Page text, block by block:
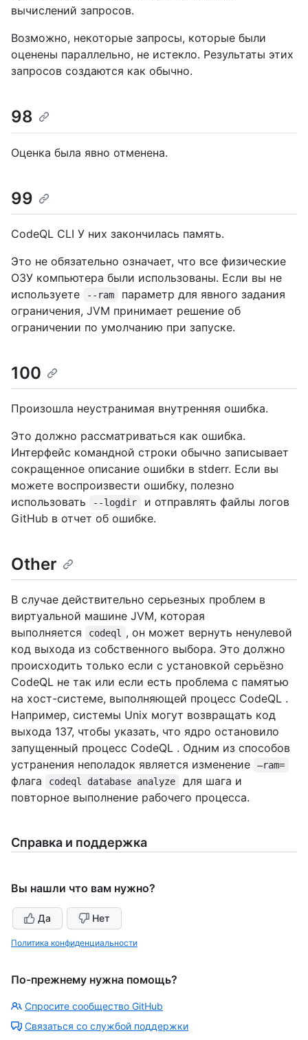
вычислений запросов.
Возможно, некоторые запросы, которые были
оценены параллельно, не истекло. Результаты этих
запросов создаются как обычно.
98
Оценка была явно отменена.
99
CodeQL CLI У них закончилась память.
Это не обязательно означает, что все физические
ОЗУ компьютера были использованы. Если вы не
используете
--ram
параметр для явного задания
ограничения, JVM принимает решение об
ограничении по умолчанию при запуске.
100
Произошла неустранимая внутренняя ошибка.
Это должно рассматриваться как ошибка.
Интерфейс командной строки обычно записывает
сокращенное описание ошибки в stderr. Если вы
можете воспроизвести ошибку, полезно
использовать
--logdir
и отправлять файлы логов
GitHub в отчет об ошибке.
Other
В случае действительно серьезных проблем в
виртуальной машине JVM, которая
выполняется
codeql
, он может вернуть ненулевой
код выхода из собственного выбора. Это должно
происходить только если с установкой серьёзно
CodeQL не так или если есть проблема с памятью
на хост-системе, выполняющей процесс CodeQL .
Например, системы Unix могут возвращать код
выхода 137, чтобы указать, что ядро остановило
запущенный процесс CodeQL . Одним из способов
устранения неполадок является изменение
–ram=
флага codeql database analyze
для шага и
повторное выполнение рабочего процесса.
Справка и поддержка
Вы нашли что вам нужно?
Да Нет
Политика конфиденциальности
По-прежнему нужна помощь?
Спросите сообщество GitHub
Связаться со службой поддержки